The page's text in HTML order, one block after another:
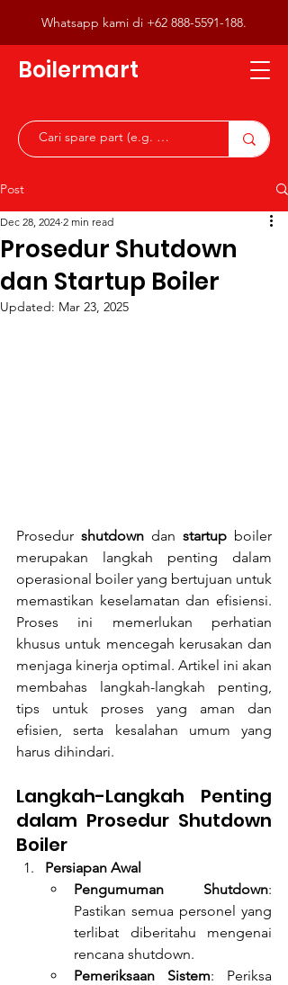
Whatsapp kami di +62 888-5591-188.
Boilermart
Post
Prosedur Shutdown
dan Startup Boiler
Dec 28, 2024 2 min read
Updated: Mar 23, 2025
Prosedur shutdown dan startup boiler
merupakan langkah penting dalam
operasional boiler yang bertujuan untuk
memastikan keselamatan dan efisiensi.
Proses ini memerlukan perhatian
khusus untuk mencegah kerusakan dan
menjaga kinerja optimal. Artikel ini akan
membahas langkah-langkah penting,
tips untuk proses yang aman dan
efisien, serta kesalahan umum yang
harus dihindari.
Langkah-Langkah Penting
dalam Prosedur Shutdown
Boiler
Persiapan Awal
Pengumuman Shutdown:
Pastikan semua personel yang
terlibat diberitahu mengenai
rencana shutdown.
Pemeriksaan Sistem: Periksa